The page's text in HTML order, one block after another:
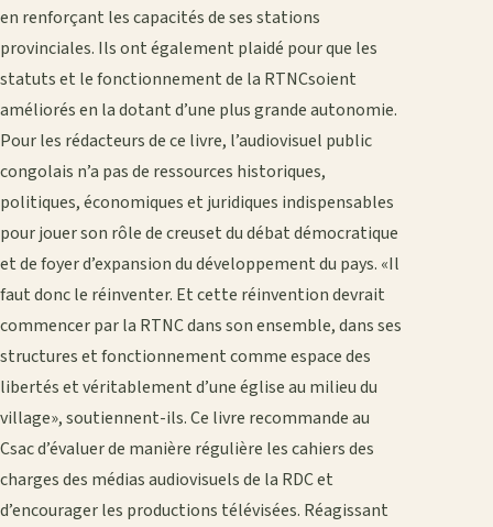
en renforçant les capacités de ses stations
provinciales. Ils ont également plaidé pour que les
statuts et le fonctionnement de la RTNCsoient
améliorés en la dotant d’une plus grande autonomie.
Pour les rédacteurs de ce livre, l’audiovisuel public
congolais n’a pas de ressources historiques,
politiques, économiques et juridiques indispensables
pour jouer son rôle de creuset du débat démocratique
et de foyer d’expansion du développement du pays. «Il
faut donc le réinventer. Et cette réinvention devrait
commencer par la RTNC dans son ensemble, dans ses
structures et fonctionnement comme espace des
libertés et véritablement d’une église au milieu du
village», soutiennent-ils. Ce livre recommande au
Csac d’évaluer de manière régulière les cahiers des
charges des médias audiovisuels de la RDC et
d’encourager les productions télévisées. Réagissant